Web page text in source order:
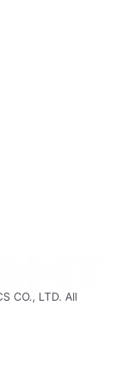
CO., LTD. All